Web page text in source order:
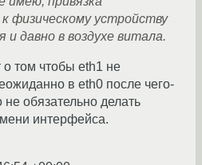
физическому устройству
и давно в воздухе витала.
о том чтобы eth1 не
в eth0 после чего-
не обязательно делать
интерфейса.